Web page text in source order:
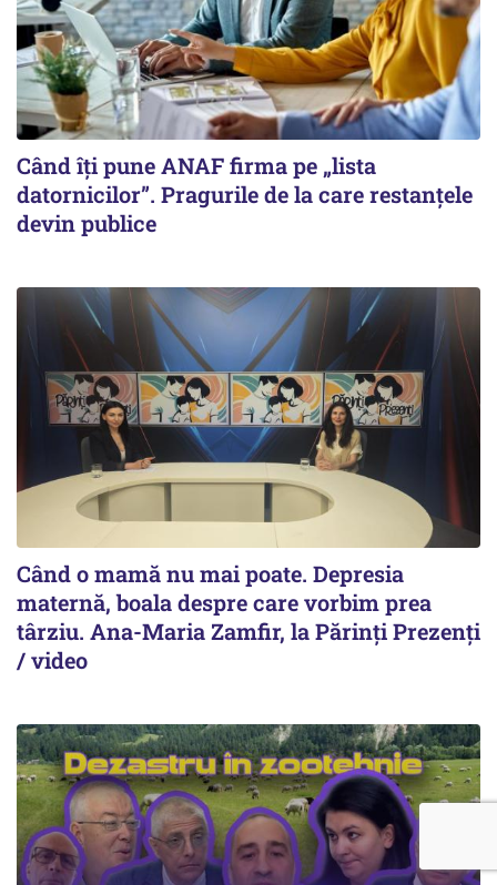
Când îți pune ANAF firma pe „lista
datornicilor”. Pragurile de la care restanțele
devin publice
Când o mamă nu mai poate. Depresia
maternă, boala despre care vorbim prea
târziu. Ana-Maria Zamfir, la Părinți Prezenți
/ video